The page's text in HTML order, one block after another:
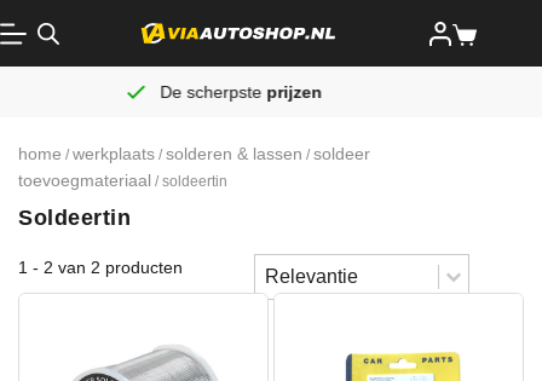
De scherpsteprijzen
home / werkplaats / solderen & lassen / soldeer
toevoegmateriaal / soldeertin
Soldeertin
1 - 2 van 2 producten Sorteren
Sort content
Sort content